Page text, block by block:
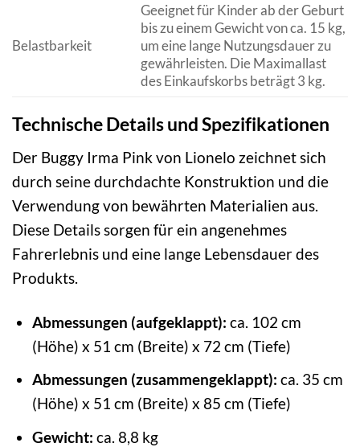
Belastbarkeit
Geeignet für Kinder ab der Geburt
bis zu einem Gewicht von ca. 15 kg,
um eine lange Nutzungsdauer zu
gewährleisten. Die Maximallast
des Einkaufskorbs beträgt 3 kg.
Technische Details und Spezifikationen
Der Buggy Irma Pink von Lionelo zeichnet sich
durch seine durchdachte Konstruktion und die
Verwendung von bewährten Materialien aus.
Diese Details sorgen für ein angenehmes
Fahrerlebnis und eine lange Lebensdauer des
Produkts.
Abmessungen (aufgeklappt): ca. 102 cm
(Höhe) x 51 cm (Breite) x 72 cm (Tiefe)
Abmessungen (zusammengeklappt): ca. 35 cm
(Höhe) x 51 cm (Breite) x 85 cm (Tiefe)
Gewicht: ca. 8,8 kg